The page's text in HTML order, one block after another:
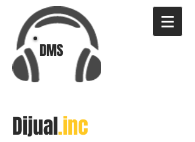
DMS
Dijual.inc